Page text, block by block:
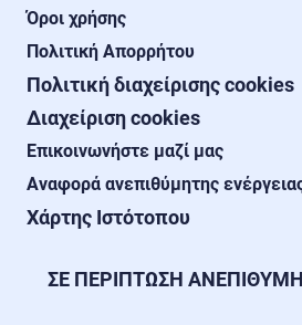
Όροι χρήσης
Πολιτική Απορρήτου
Πολιτική διαχείρισης cookies
Διαχείριση cookies
Επικοινωνήστε μαζί μας
Αναφορά ανεπιθύμητης
Χάρτης Ιστότοπου
ΣΕ ΠΕΡΙΠΤΩΣΗ